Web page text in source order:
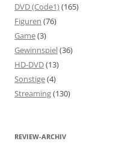
DVD (Code1)(165)
Figuren (76)
Game(3)
Gewinnspiel(36)
HD-DVD(13)
Sonstige(4)
Streaming(130)
REVIEW-ARCHIV